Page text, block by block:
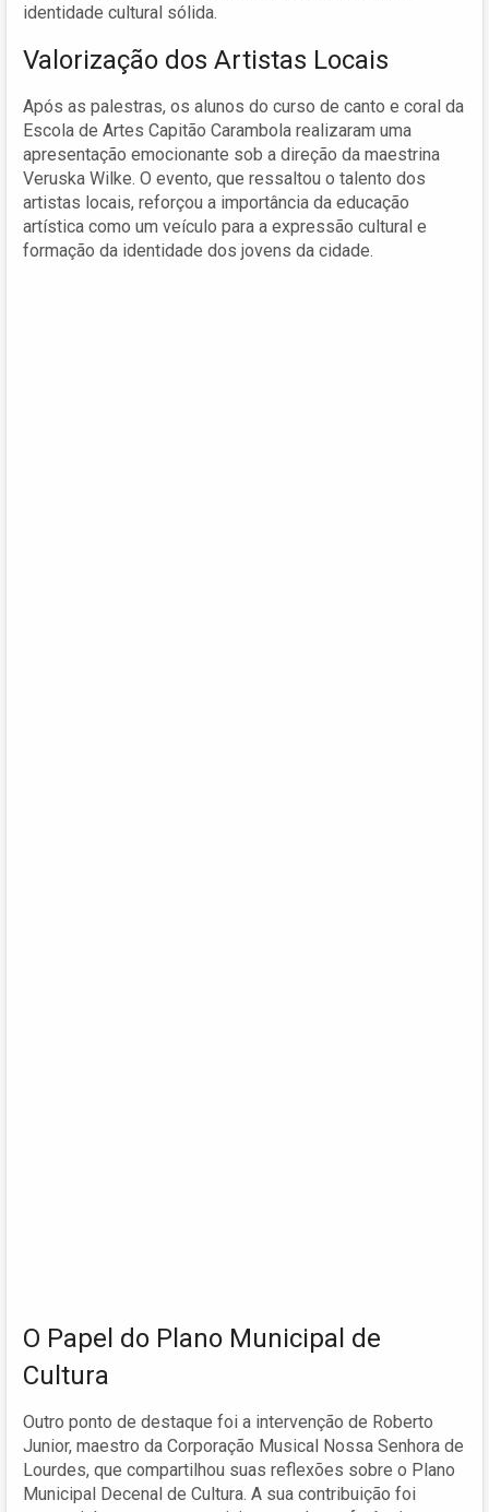
identidade cultural sólida.
Valorização dos Artistas Locais
Após as palestras, os alunos do curso de canto e coral da
Escola de Artes Capitão Carambola realizaram uma
apresentação emocionante sob a direção da maestrina
Veruska Wilke. O evento, que ressaltou o talento dos
artistas locais, reforçou a importância da educação
artística como um veículo para a expressão cultural e
formação da identidade dos jovens da cidade.
O Papel do Plano Municipal de
Cultura
Outro ponto de destaque foi a intervenção de Roberto
Junior, maestro da Corporação Musical Nossa Senhora de
Lourdes, que compartilhou suas reflexões sobre o Plano
Municipal Decenal de Cultura. A sua contribuição foi